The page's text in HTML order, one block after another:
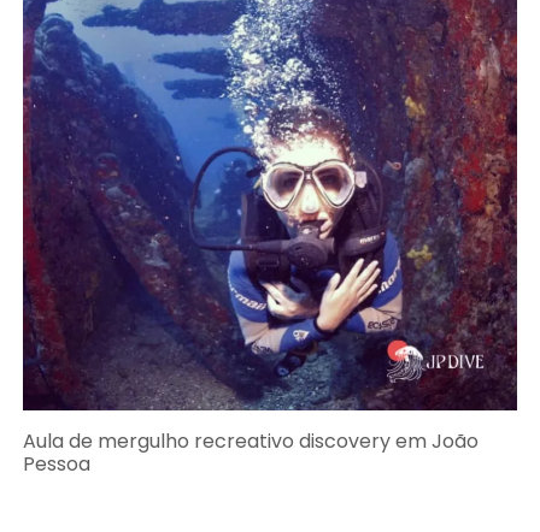
Aula de mergulho recreativo discovery em João
Pessoa